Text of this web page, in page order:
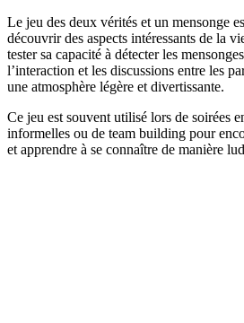
Le jeu des deux vérités et un mensonge
découvrir des aspects intéressants de la
tester sa capacité à détecter les
l’interaction et les discussions entre les
une atmosphère légère et divertissante.
Ce jeu est souvent utilisé lors de soirées
informelles ou de team building pour
et apprendre à se connaître de manière